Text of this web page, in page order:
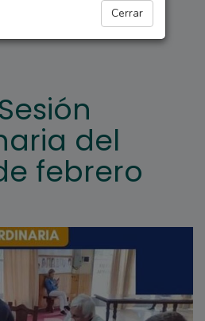
Cerrar
del
febrero